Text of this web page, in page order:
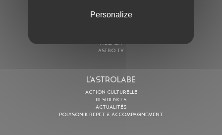
AGENDA
ASTRO TV
L’ASTROLABE
ACTION CULTURELLE
RÉSIDENCES
ACTUALITÉS
POLYSONIK REPET & ACCOMPAGNEMENT
Personalize